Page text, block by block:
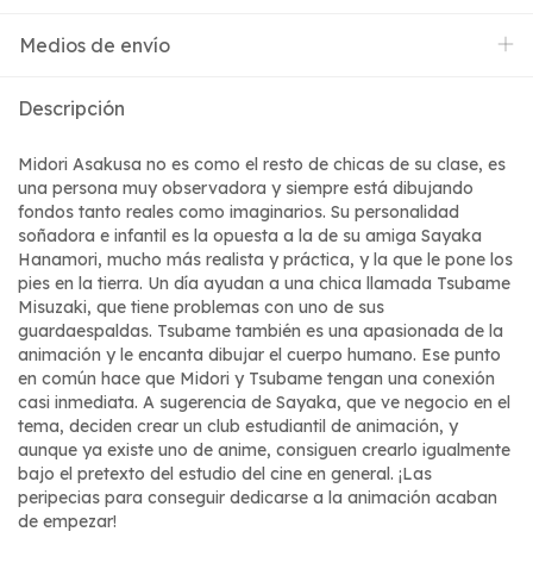
Medios de envío
Descripción
Midori Asakusa no es como el resto de chicas de su clase, es
una persona muy observadora y siempre está dibujando
fondos tanto reales como imaginarios. Su personalidad
soñadora e infantil es la opuesta a la de su amiga Sayaka
Hanamori, mucho más realista y práctica, y la que le pone los
pies en la tierra. Un día ayudan a una chica llamada Tsubame
Misuzaki, que tiene problemas con uno de sus
guardaespaldas. Tsubame también es una apasionada de la
animación y le encanta dibujar el cuerpo humano. Ese punto
en común hace que Midori y Tsubame tengan una conexión
casi inmediata. A sugerencia de Sayaka, que ve negocio en el
tema, deciden crear un club estudiantil de animación, y
aunque ya existe uno de anime, consiguen crearlo igualmente
bajo el pretexto del estudio del cine en general. ¡Las
peripecias para conseguir dedicarse a la animación acaban
de empezar!